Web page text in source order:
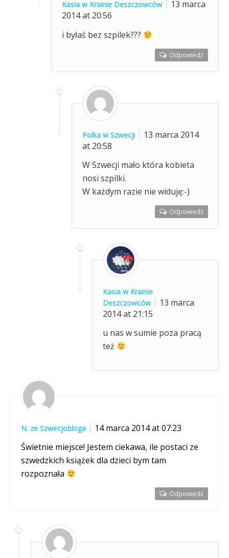
Kasia w Krainie Deszczowców
13 marca
2014 at 20:56
i byłaś bez szpilek???
Odpowiedź
Polka w Szwecji
13 marca 2014
at 20:58
W Szwecji mało która kobieta
nosi szpilki.
W każdym razie nie widuję:-)
Odpowiedź
Kasia w Krainie
Deszczowców
13 marca
2014 at 21:15
u nas w sumie poza pracą
też
N. ze Szwecjobloga
14 marca 2014 at 07:23
Świetnie miejsce! Jestem ciekawa, ile postaci ze
szwedzkich książek dla dzieci bym tam
rozpoznała
Odpowiedź